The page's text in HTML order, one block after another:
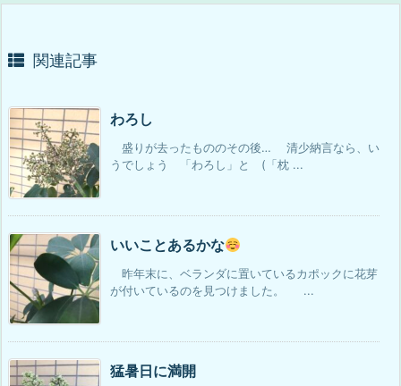
関連記事
わろし
盛りが去ったもののその後… 清少納言なら、い
うでしょう 「わろし」と (「枕 ...
いいことあるかな
昨年末に、ベランダに置いているカポックに花芽
が付いているのを見つけました。 ...
猛暑日に満開